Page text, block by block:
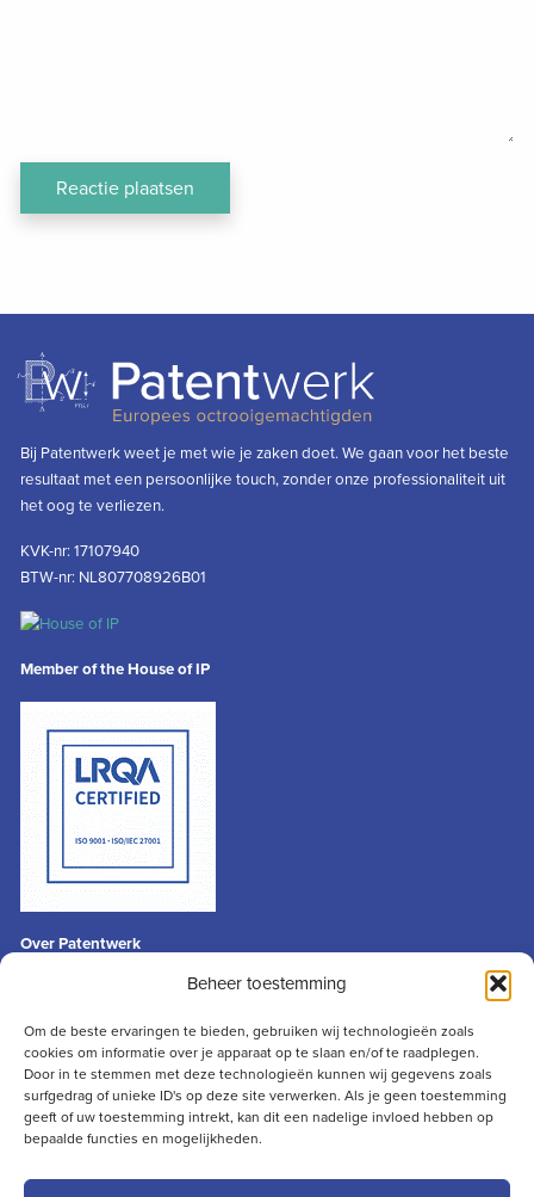
Beheer toestemming
Om de beste ervaringen te bieden, gebruiken wij technologieën zoals
cookies om informatie over je apparaat op te slaan en/of te raadplegen.
Door in te stemmen met deze technologieën kunnen wij gegevens zoals
surfgedrag of unieke ID's op deze site verwerken. Als je geen toestemming
geeft of uw toestemming intrekt, kan dit een nadelige invloed hebben op
bepaalde functies en mogelijkheden.
Bij Patentwerk weet je met wie je zaken doet. We gaan voor het beste
resultaat met een persoonlijke touch, zonder onze professionaliteit uit
het oog te verliezen.
KVK-nr: 17107940
BTW-nr: NL807708926B01
Member of the House of IP
Over Patentwerk
Disclaimer
Contact
info@patentwerk.nl
+31 (0)73 691 13 50